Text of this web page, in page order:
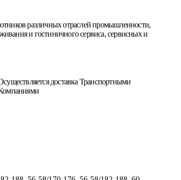
различных отраслей промышленности,
и гостиничного сервиса, сервисных и
доставка Транспортными